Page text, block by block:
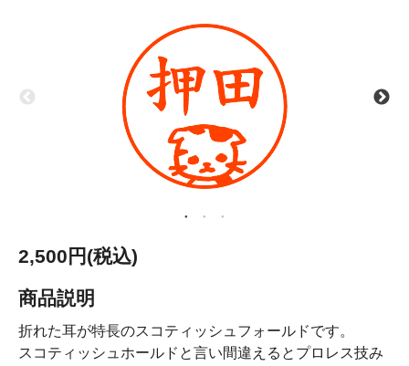
2,500円(税込)
商品説明
折れた耳が特長のスコティッシュフォールドです。
スコティッシュホールドと言い間違えるとプロレス技み